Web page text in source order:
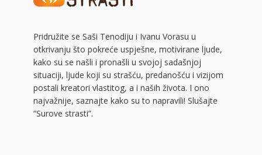
Pridružite se Saši Tenodiju i Ivanu Vorasu u
otkrivanju što pokreće uspješne, motivirane ljude,
kako su se našli i pronašli u svojoj sadašnjoj
situaciji, ljude koji su strašću, predanošću i vizijom
postali kreatori vlastitog, a i naših života. I ono
najvažnije, saznajte kako su to napravili! Slušajte
“Surove strasti”.